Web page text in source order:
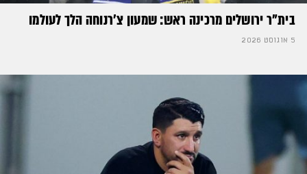
בית"ר ירושלים מרכינה ראש: שמעון צ'רנוחה הלך לעולמו
5 אוגוסט 2026